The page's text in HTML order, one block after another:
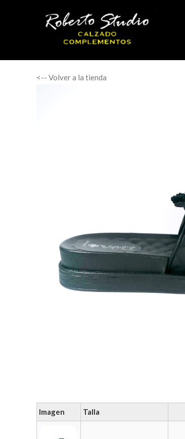
<-- Volver a la tienda
Imagen Talla